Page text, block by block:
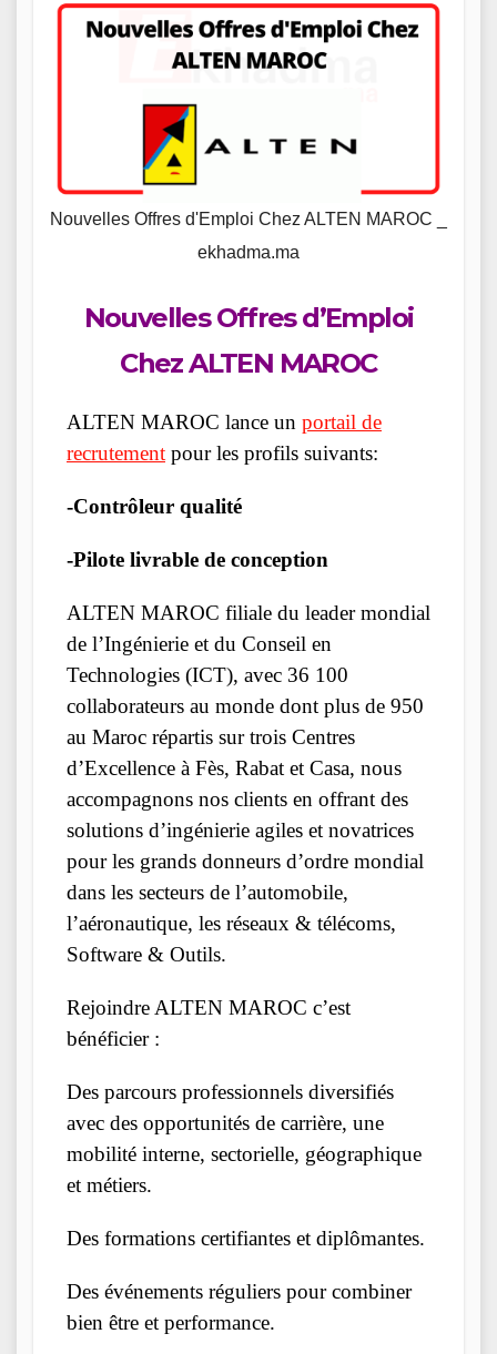
Nouvelles Offres d'Emploi Chez ALTEN MAROC _
ekhadma.ma
Nouvelles Offres d’Emploi
Chez ALTEN MAROC
ALTEN MAROC lance un portail de
recrutement pour les profils suivants:
-Contrôleur qualité
-Pilote livrable de conception
ALTEN MAROC filiale du leader mondial
de l’Ingénierie et du Conseil en
Technologies (ICT), avec 36 100
collaborateurs au monde dont plus de 950
au Maroc répartis sur trois Centres
d’Excellence à Fès, Rabat et Casa, nous
accompagnons nos clients en offrant des
solutions d’ingénierie agiles et novatrices
pour les grands donneurs d’ordre mondial
dans les secteurs de l’automobile,
l’aéronautique, les réseaux & télécoms,
Software & Outils.
Rejoindre ALTEN MAROC c’est
bénéficier :
Des parcours professionnels diversifiés
avec des opportunités de carrière, une
mobilité interne, sectorielle, géographique
et métiers.
Des formations certifiantes et diplômantes.
Des événements réguliers pour combiner
bien être et performance.